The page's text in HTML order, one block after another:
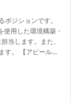
ジションです。
用した環境構築・
当します。また、
す。 【アピールポ
エンジニアとして
に関わることで、
じた業務改善に積